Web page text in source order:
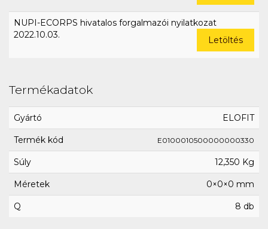
NUPI-ECORPS hivatalos forgalmazói nyilatkozat
2022.10.03.
Letöltés
Termékadatok
Gyártó ELOFIT
Termék kód E0100010500000000330
Súly 12,350 Kg
Méretek 0×0×0 mm
Q 8 db